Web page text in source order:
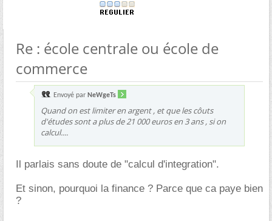
Re : école centrale ou école de
commerce
Envoyé par NeWgeTs
Quand on est limiter en argent , et que les côuts
d'études sont a plus de 21 000 euros en 3 ans , si on
calcul....
Il parlais sans doute de "calcul d'integration".
Et sinon, pourquoi la finance ? Parce que ca paye bien
?